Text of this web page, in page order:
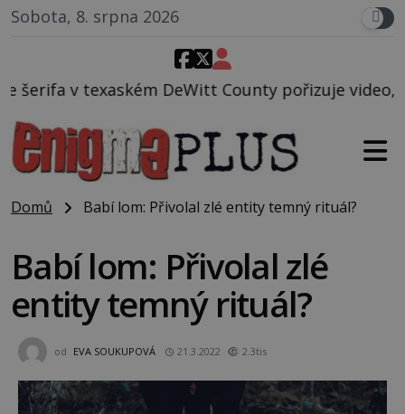
Sobota, 8. srpna 2026
County pořizuje video, na kterém před jeho
Domů Babí lom: Přivolal zlé entity temný rituál?
Babí lom: Přivolal zlé
entity temný rituál?
od EVA SOUKUPOVÁ 21.3.2022 2.3tis